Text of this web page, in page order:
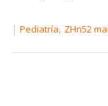
| Pediatría, ZHn52